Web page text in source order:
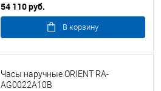
54 110 руб.
В корзину
Часы наручные ORIENT RA-
AG0022A10B